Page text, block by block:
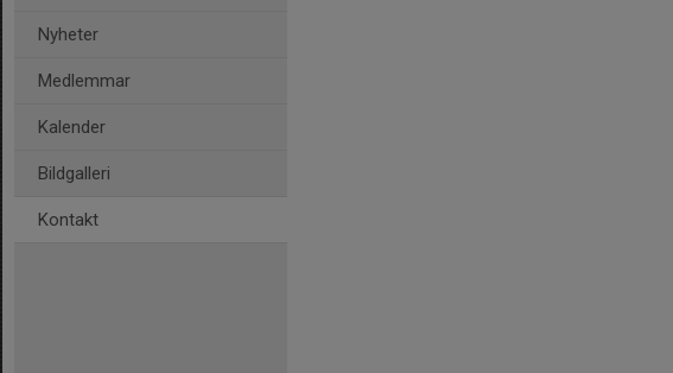
Nyheter
Medlemmar
Kalender
Bildgalleri
Kontakt